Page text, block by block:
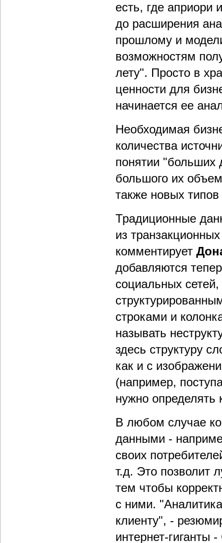
есть, где априори
до расширения
прошлому и
возможностям
лету". Просто в
ценности для
начинается ее
Необходимая
количества
понятии "больших
большого их
также новых
Традиционные
из
комментирует
добавляются
социальных
строками и
называть
здесь структуру
как и с
(например,
нужно определять
В любом случае
данными -
своих
т.д. Это позволит
тем чтобы
с ними.
клиенту", -
интернет-гиганты